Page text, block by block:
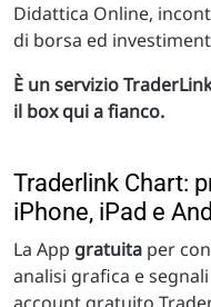
Didattica Online,
di borsa ed
È un servizio
il box qui a fianco.
Traderlink Chart:
iPhone, iPad e
La App gratuita per
analisi grafica e